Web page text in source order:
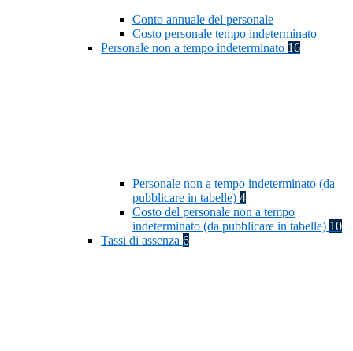
Conto annuale del personale
Costo personale tempo indeterminato
Personale non a tempo indeterminato 16
Personale non a tempo indeterminato (da
pubblicare in tabelle) 4
Costo del personale non a tempo
indeterminato (da pubblicare in tabelle) 10
Tassi di assenza 6